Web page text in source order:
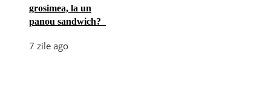
grosimea, la un
panou sandwich?
7 zile ago